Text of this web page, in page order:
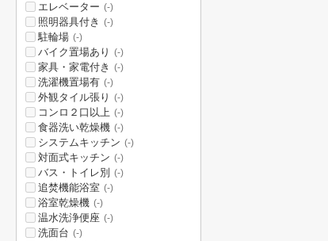
エレベーター (-)
照明器具付き (-)
駐輪場 (-)
バイク置場あり (-)
家具・家電付き (-)
洗濯機置場有 (-)
外観タイル張り (-)
コンロ２口以上 (-)
食器洗い乾燥機 (-)
システムキッチン (-)
対面式キッチン (-)
バス・トイレ別 (-)
追焚機能浴室 (-)
浴室乾燥機 (-)
温水洗浄便座 (-)
洗面台 (-)